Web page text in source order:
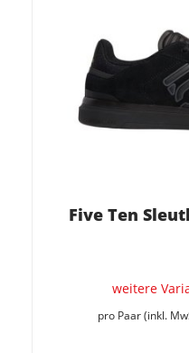
Five Ten
weitere
pro Paar (inkl.